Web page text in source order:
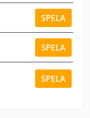
SPELA
SPELA
SPELA